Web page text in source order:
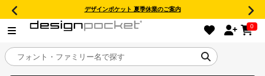
デザインポケット 夏季休業のご案内
0